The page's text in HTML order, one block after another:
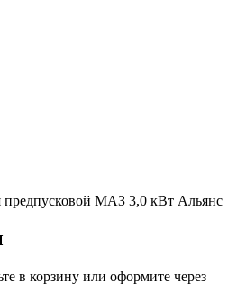
предпусковой МАЗ 3,0 кВт Альянс
в корзину или оформите через